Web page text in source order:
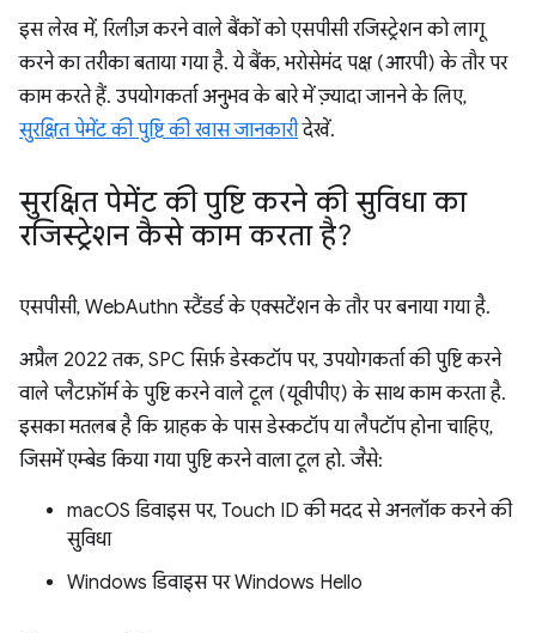
इस लेख में, रिलीज़ करने वाले बैंकों को एसपीसी रजिस्ट्रेशन को लागू
करने का तरीका बताया गया है. ये बैंक, भरोसेमंद पक्ष (आरपी) के तौर पर
काम करते हैं. उपयोगकर्ता अनुभव के बारे में ज़्यादा जानने के लिए,
सुरक्षित पेमेंट की पुष्टि की खास जानकारीदेखें.
सुरक्षित पेमेंट की पुष्टि करने की सुविधा का
रजिस्ट्रेशन कैसे काम करता है?
एसपीसी, WebAuthn स्टैंडर्ड के एक्सटेंशन के तौर पर बनाया गया है.
अप्रैल 2022 तक, SPC सिर्फ़ डेस्कटॉप पर, उपयोगकर्ता की पुष्टि करने
वाले प्लैटफ़ॉर्म के पुष्टि करने वाले टूल (यूवीपीए) के साथ काम करता है.
इसका मतलब है कि ग्राहक के पास डेस्कटॉप या लैपटॉप होना चाहिए,
जिसमें एम्बेड किया गया पुष्टि करने वाला टूल हो. जैसे:
macOS डिवाइस पर, Touch ID की मदद से अनलॉक करने की
सुविधा
Windows डिवाइस पर Windows Hello